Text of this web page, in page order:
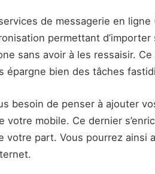
de messagerie en
permettant
sans avoir à les ressaisir.
épargne bien des tâches
besoin de penser à ajouter
votre mobile. Ce dernier
votre part. Vous pourrez ainsi